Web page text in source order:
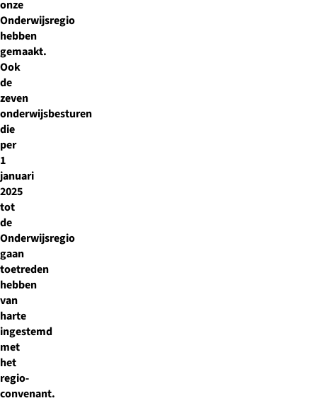
onze
Onderwijsregio
hebben
gemaakt.
Ook
de
zeven
onderwijsbesturen
die
per
1
januari
2025
tot
de
Onderwijsregio
gaan
toetreden
hebben
van
harte
ingestemd
met
het
regio-
convenant.